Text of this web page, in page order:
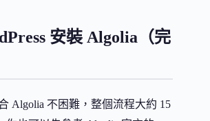
安裝 Algolia（完
Algolia 不困難，整個流程大約 15